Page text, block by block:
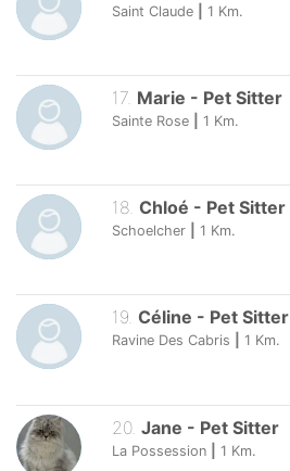
Saint Claude 1 Km.
17. Marie - Pet Sitter
Sainte Rose 1 Km.
18. Chloé - Pet Sitter
Schoelcher 1 Km.
19. Céline - Pet Sitter
Ravine Des Cabris 1 Km.
20. Jane - Pet Sitter
La Possession 1 Km.